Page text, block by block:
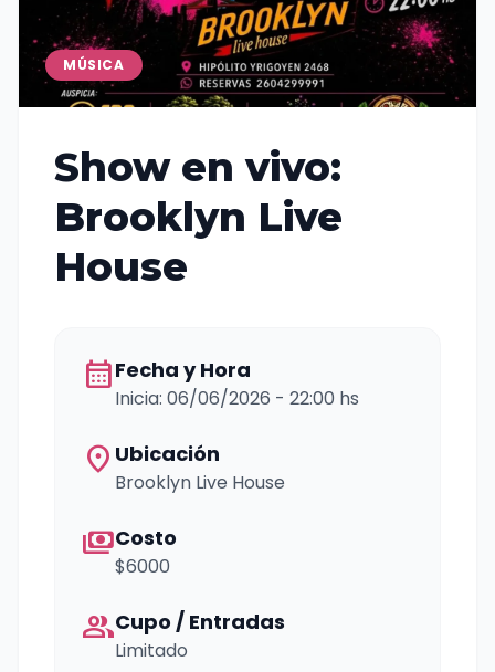
MÚSICA
Show en vivo:
Brooklyn Live
House
calendar_monthFecha y Hora
Inicia: 06/06/2026 - 22:00 hs
location_on Ubicación
Brooklyn Live House
paymentsCosto
$6000
groupCupo / Entradas
Limitado